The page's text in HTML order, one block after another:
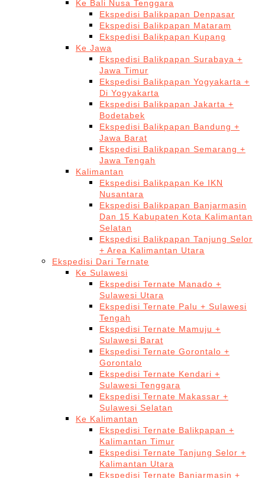
Ke Bali Nusa Tenggara
Ekspedisi Balikpapan Denpasar
Ekspedisi Balikpapan Mataram
Ekspedisi Balikpapan Kupang
Ke Jawa
Ekspedisi Balikpapan Surabaya +
Jawa Timur
Ekspedisi Balikpapan Yogyakarta +
Di Yogyakarta
Ekspedisi Balikpapan Jakarta +
Bodetabek
Ekspedisi Balikpapan Bandung +
Jawa Barat
Ekspedisi Balikpapan Semarang +
Jawa Tengah
Kalimantan
Ekspedisi Balikpapan Ke IKN
Nusantara
Ekspedisi Balikpapan Banjarmasin
Dan 15 Kabupaten Kota Kalimantan
Selatan
Ekspedisi Balikpapan Tanjung Selor
+ Area Kalimantan Utara
Ekspedisi Dari Ternate
Ke Sulawesi
Ekspedisi Ternate Manado +
Sulawesi Utara
Ekspedisi Ternate Palu + Sulawesi
Tengah
Ekspedisi Ternate Mamuju +
Sulawesi Barat
Ekspedisi Ternate Gorontalo +
Gorontalo
Ekspedisi Ternate Kendari +
Sulawesi Tenggara
Ekspedisi Ternate Makassar +
Sulawesi Selatan
Ke Kalimantan
Ekspedisi Ternate Balikpapan +
Kalimantan Timur
Ekspedisi Ternate Tanjung Selor +
Kalimantan Utara
Ekspedisi Ternate Banjarmasin +